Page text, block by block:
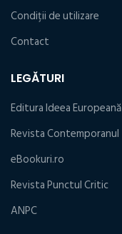
Condiţii de utilizare
Contact
LEGĂTURI
Editura Ideea Europeană
Revista Contemporanul
eBookuri.ro
Revista Punctul Critic
ANPC